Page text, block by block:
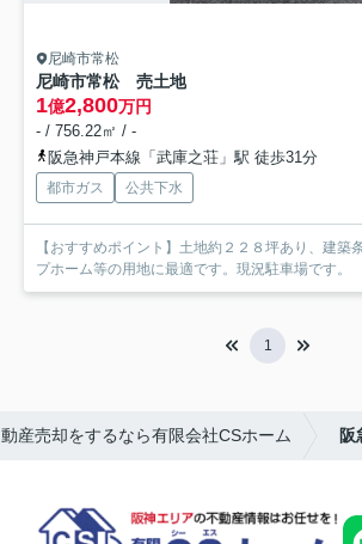
尼崎市常松
尼崎市常松 売土地
1億2,800万円
- / 756.22㎡ / -
阪急神戸本線「武庫之荘」駅 徒歩31分
都市ガス 公共下水
【おすすめポイント】土地約２２８坪あり、建築
プホーム等の用地に最適です。現況駐車場です。
1
産売却をするなら有限会社CSホーム 阪